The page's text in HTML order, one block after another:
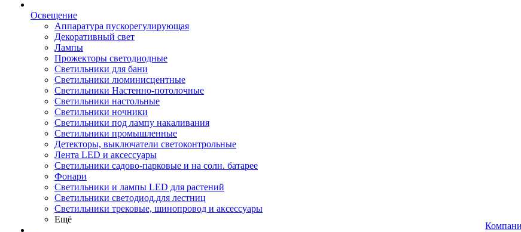
Освещение
Аппаратура пускорегулирующая
Декоративный свет
Лампы
Прожекторы светодиодные
Светильники для бани
Светильники люминисцентные
Светильники Настенно-потолочные
Светильники настольные
Светильники ночники
Светильники под лампу накаливания
Светильники промышленные
Детекторы, выключатели светоконтрольные
Лента LED и аксессуары
Светильники садово-парковые и на солн. батарее
Фонари
Светильники и лампы LED для растений
Светильники светодиод.для лестниц
Светильники трековые, шинопровод и аксессуары
Ещё